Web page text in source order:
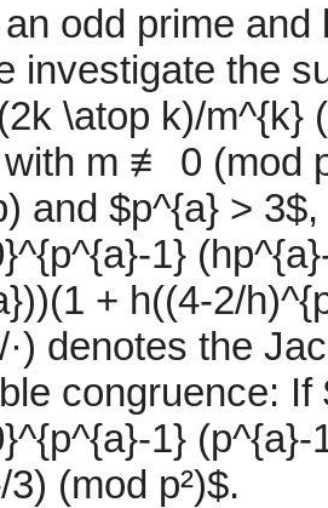
odd prime
investigate the
\atop k)/m^{k}
with m ≢ 0 (mod
and $p^{a} >
1}
+ h((4-2/
·) denotes the
congruence: If
1}
(mod p²)$.